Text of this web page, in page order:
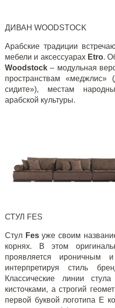
ДИВАН WOODSTOCK
Арабские традиции
мебели и аксессуарах Etro.
Woodstock – модульная
пространствам «меджлис»
сидите»), местам
арабской культуры.
СТУЛ FES
Стул Fes уже своим
корнях. В этом
проявляется ироничным
интерпретируя стиль
Классические линии
кисточками, а строгий
первой буквой логотипа Е